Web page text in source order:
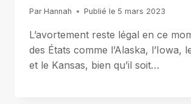
Par Hannah Publié le 5 mars 2023
L’avortement reste légal en ce
des États comme l’Alaska, l’Iowa,
et le Kansas, bien qu’il soit…